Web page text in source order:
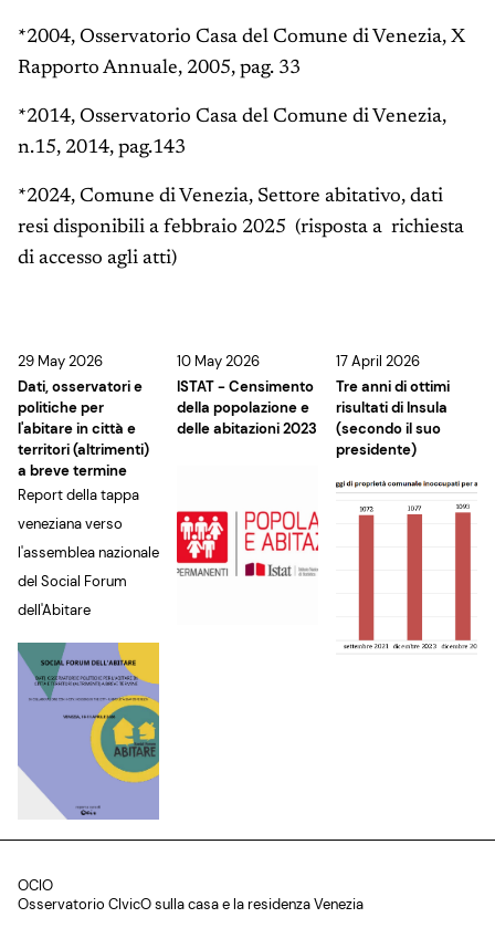
*2004, Osservatorio Casa del Comune di Venezia, X
Rapporto Annuale, 2005, pag. 33
*2014, Osservatorio Casa del Comune di Venezia,
n.15, 2014, pag.143
*2024, Comune di Venezia, Settore abitativo, dati
resi disponibili a febbraio 2025 (risposta a richiesta
di accesso agli atti)
29 May 2026
Dati, osservatori e
politiche per
l'abitare in città e
territori (altrimenti)
a breve termine
Report della tappa
veneziana verso
l'assemblea nazionale
del Social Forum
dell'Abitare
10 May 2026
ISTAT - Censimento
della popolazione e
delle abitazioni 2023
17 April 2026
Tre anni di ottimi
risultati di Insula
(secondo il suo
presidente)
OCIO
Osservatorio CIvicO sulla casa e la residenza Venezia